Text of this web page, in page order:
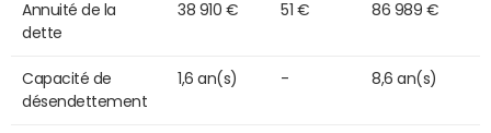
Annuité de la
dette
38 910 € 51 € 86 989 €
Capacité de
désendettement
1,6 an(s) - 8,6 an(s)